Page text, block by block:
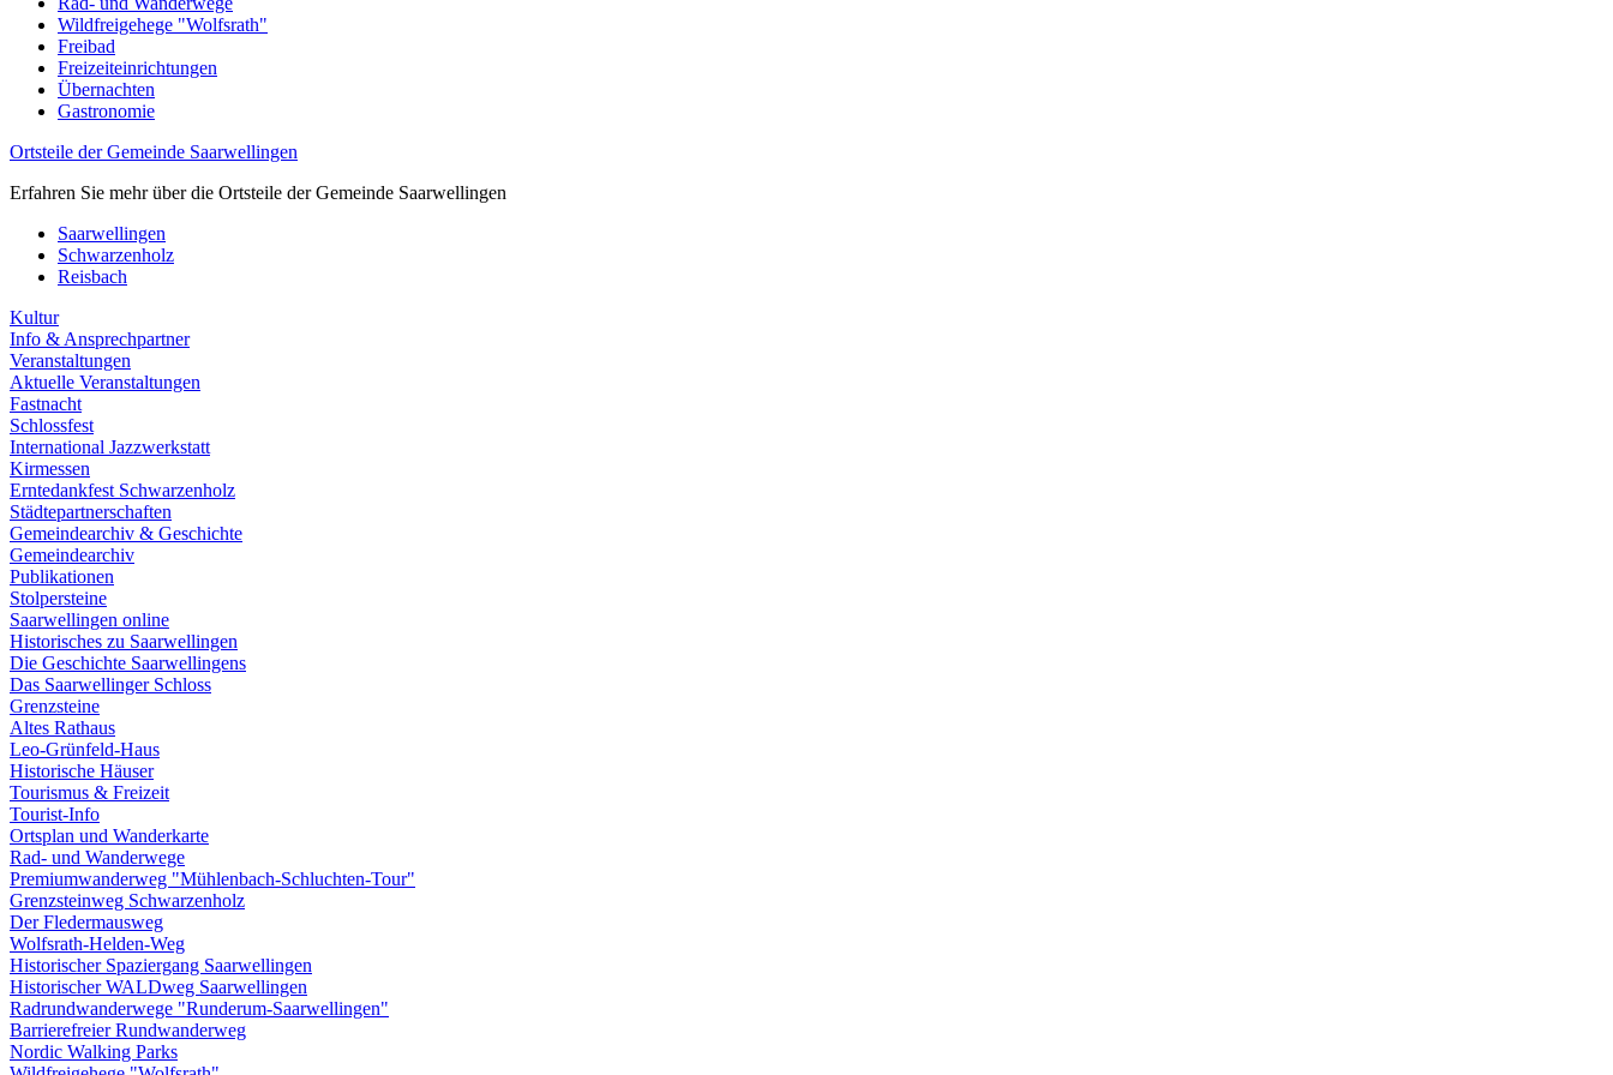
Wildfreigehege "Wolfsrath"
Freibad
Freizeiteinrichtungen
Übernachten
Gastronomie
Ortsteile der Gemeinde Saarwellingen
Erfahren Sie mehr über die Ortsteile der Gemeinde Saarwellingen
Saarwellingen
Schwarzenholz
Reisbach
Kultur
Info & Ansprechpartner
Veranstaltungen
Aktuelle Veranstaltungen
Fastnacht
Schlossfest
International Jazzwerkstatt
Kirmessen
Erntedankfest Schwarzenholz
Städtepartnerschaften
Gemeindearchiv & Geschichte
Gemeindearchiv
Publikationen
Stolpersteine
Saarwellingen online
Historisches zu Saarwellingen
Die Geschichte Saarwellingens
Das Saarwellinger Schloss
Grenzsteine
Altes Rathaus
Leo-Grünfeld-Haus
Historische Häuser
Tourismus & Freizeit
Tourist-Info
Ortsplan und Wanderkarte
Rad- und Wanderwege
Premiumwanderweg "Mühlenbach-Schluchten-Tour"
Grenzsteinweg Schwarzenholz
Der Fledermausweg
Wolfsrath-Helden-Weg
Historischer Spaziergang Saarwellingen
Historischer WALDweg Saarwellingen
Radrundwanderwege "Runderum-Saarwellingen"
Barrierefreier Rundwanderweg
Nordic Walking Parks